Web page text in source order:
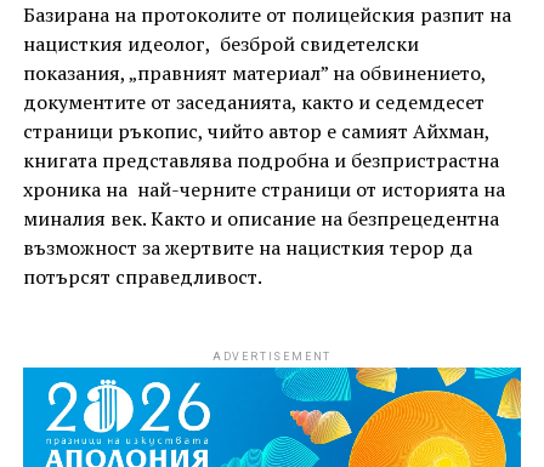
Базирана на протоколите от полицейския разпит на
нацисткия идеолог, безброй свидетелски
показания, „правният материал” на обвинението,
документите от заседанията, както и седемдесет
страници ръкопис, чийто автор е самият Айхман,
книгата представлява подробна и безпристрастна
хроника на най-черните страници от историята на
миналия век. Както и описание на безпрецедентна
възможност за жертвите на нацисткия терор да
потърсят справедливост.
ADVERTISEMENT